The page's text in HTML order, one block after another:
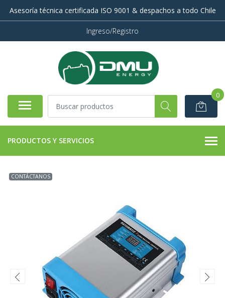
Asesoría técnica certificada ISO 9001 & despachos a todo Chile
Ingreso/Registro
0
PRODUCTOS Y SERVICIOS
CONTÁCTANOS